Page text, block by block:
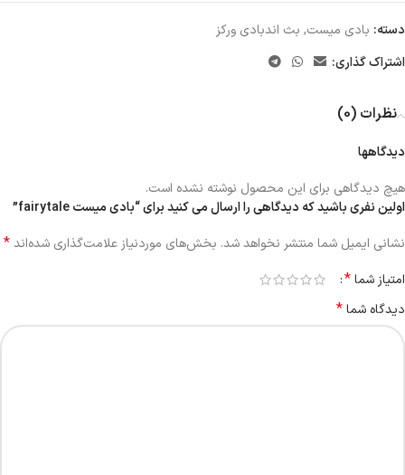
دسته: بادی میست, بث اندبادی ورکز
اشتراک گذاری:
نظرات (0)
دیدگاهها
هیچ دیدگاهی برای این محصول نوشته نشده است.
اولین نفری باشید که دیدگاهی را ارسال می کنید برای “بادی میست fairytale”
نشانی ایمیل شما منتشر نخواهد شد. بخش‌های موردنیاز علامت‌گذاری شده‌اند*
امتیاز شما*
دیدگاه شما*